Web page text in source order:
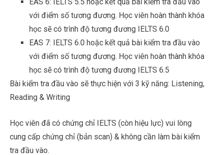
với điểm số tương đương. Học viên hoàn thành khóa
học sẽ có trình độ tương đương IELTS 6.0
EAS 7: IELTS 6.0 hoặc kết quả bài kiểm tra đầu vào
với điểm số tương đương. Học viên hoàn thành khóa
học sẽ có trình độ tương đương IELTS 6.5
Bài kiểm tra đầu vào sẽ thực hiện với 3 kỹ năng: Listening,
Reading & Writing
Học viên đã có chứng chỉ IELTS (còn hiệu lực) vui lòng
cung cấp chứng chỉ (bản scan) & không cần làm bài kiểm
tra đầu vào.